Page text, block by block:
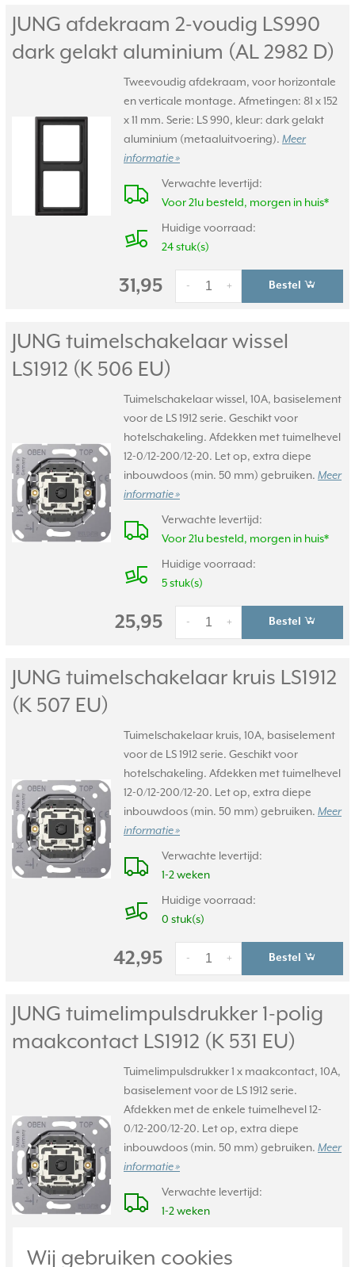
Wij gebruiken cookies
JUNG afdekraam 2-voudig LS990
dark gelakt aluminium (AL 2982 D)
Tweevoudig afdekraam, voor horizontale
en verticale montage. Afmetingen: 81 x 152
x 11 mm. Serie: LS 990, kleur: dark gelakt
aluminium (metaaluitvoering). Meer
informatie »
Verwachte levertijd:
Voor 21u besteld, morgen in huis*
Huidige voorraad:
24 stuk(s)
31,95 +
- Bestel
JUNG tuimelschakelaar wissel
LS1912 (K 506 EU)
Tuimelschakelaar wissel, 10A, basiselement
voor de LS 1912 serie. Geschikt voor
hotelschakeling. Afdekken met tuimelhevel
12-0/12-200/12-20. Let op, extra diepe
inbouwdoos (min. 50 mm) gebruiken. Meer
informatie »
Verwachte levertijd:
Voor 21u besteld, morgen in huis*
Huidige voorraad:
5 stuk(s)
25,95 +
- Bestel
JUNG tuimelschakelaar kruis LS1912
(K 507 EU)
Tuimelschakelaar kruis, 10A, basiselement
voor de LS 1912 serie. Geschikt voor
hotelschakeling. Afdekken met tuimelhevel
12-0/12-200/12-20. Let op, extra diepe
inbouwdoos (min. 50 mm) gebruiken. Meer
informatie »
Verwachte levertijd:
1-2 weken
Huidige voorraad:
0 stuk(s)
42,95 +
- Bestel
JUNG tuimelimpulsdrukker 1-polig
maakcontact LS1912 (K 531 EU)
Tuimelimpulsdrukker 1 x maakcontact, 10A,
basiselement voor de LS 1912 serie.
Afdekken met de enkele tuimelhevel 12-
0/12-200/12-20. Let op, extra diepe
inbouwdoos (min. 50 mm) gebruiken. Meer
informatie »
Verwachte levertijd:
1-2 weken
0 stuk(s)